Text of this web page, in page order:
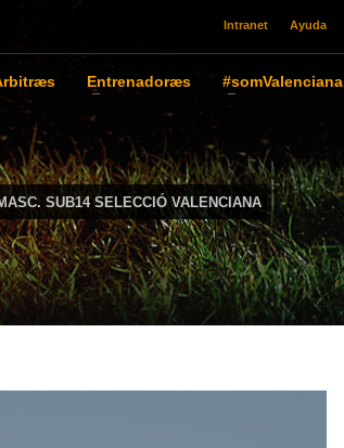
Intranet Ayuda
Entrenadoræs #somValenciana
SUB14 SELECCIÓ VALENCIANA